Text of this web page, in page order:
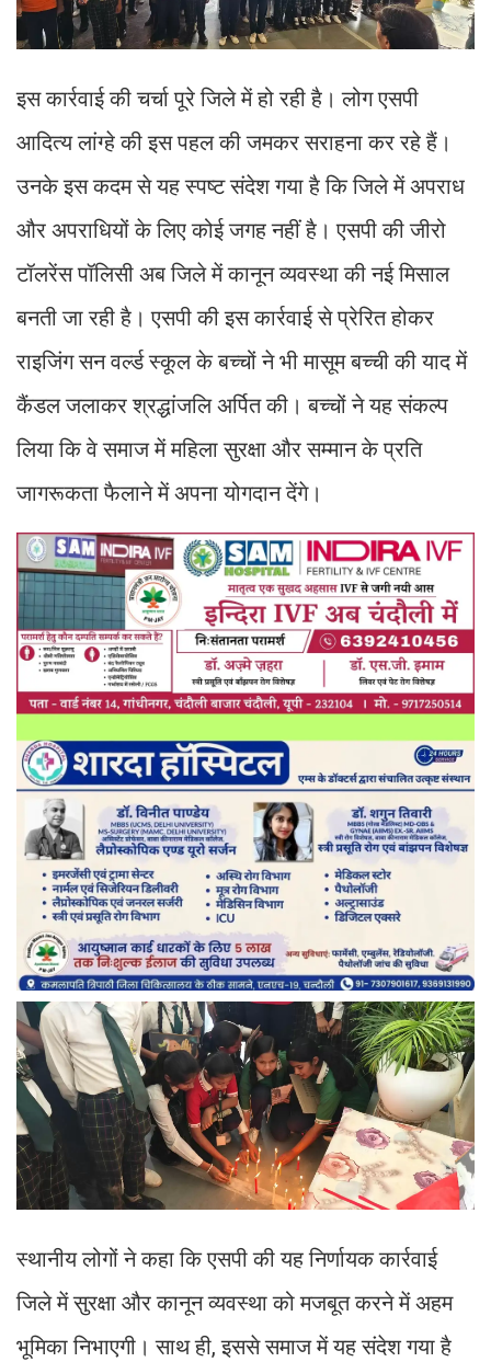
इस कार्रवाई की चर्चा पूरे जिले में हो रही है। लोग एसपी
आदित्य लांग्हे की इस पहल की जमकर सराहना कर रहे हैं।
उनके इस कदम से यह स्पष्ट संदेश गया है कि जिले में अपराध
और अपराधियों के लिए कोई जगह नहीं है। एसपी की जीरो
टॉलरेंस पॉलिसी अब जिले में कानून व्यवस्था की नई मिसाल
बनती जा रही है। एसपी की इस कार्रवाई से प्रेरित होकर
राइजिंग सन वर्ल्ड स्कूल के बच्चों ने भी मासूम बच्ची की याद में
कैंडल जलाकर श्रद्धांजलि अर्पित की। बच्चों ने यह संकल्प
लिया कि वे समाज में महिला सुरक्षा और सम्मान के प्रति
जागरूकता फैलाने में अपना योगदान देंगे।
स्थानीय लोगों ने कहा कि एसपी की यह निर्णायक कार्रवाई
जिले में सुरक्षा और कानून व्यवस्था को मजबूत करने में अहम
भूमिका निभाएगी। साथ ही, इससे समाज में यह संदेश गया है